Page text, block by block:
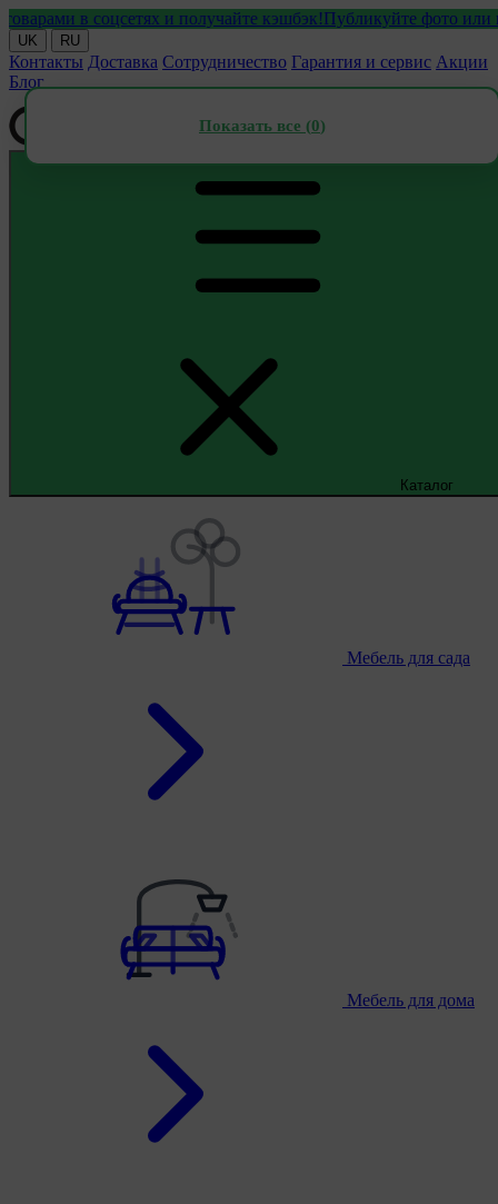
в соцсетях и получайте кэшбэк!Публикуйте фото или
UK RU
Контакты Доставка Сотрудничество Гарантия и сервис Акции
Блог
Каталог
Мебель для сада
Мебель для дома
Показать все (0)